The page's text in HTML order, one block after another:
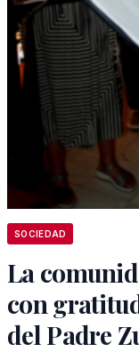
SOCIEDAD
La
con
del Padre